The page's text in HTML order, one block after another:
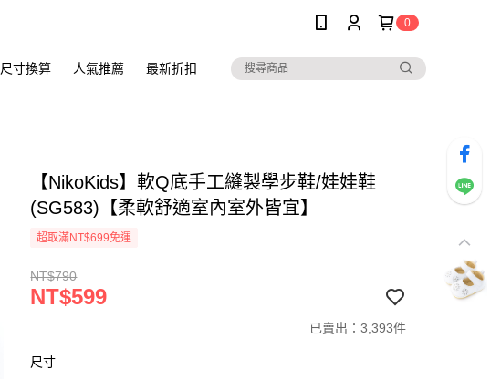
0
尺寸換算 人氣推薦 最新折扣
【NikoKids】軟Q底手工縫製學步鞋/娃娃鞋
(SG583)【柔軟舒適室內室外皆宜】
超取滿NT$699免運
NT$790
NT$599
已賣出：3,393件
尺寸